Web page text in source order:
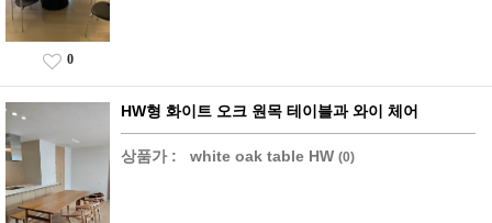
0
HW형 화이트 오크 원목 테이블과 와이 체어
상품가 : white oak table HW (0)